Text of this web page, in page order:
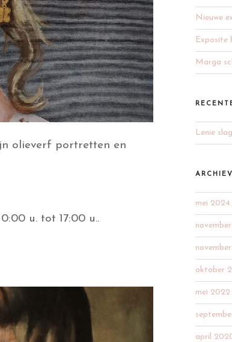
olieverf portretten en
u. tot 17:00 u..
Nieuwe
Exposite
Marga
Lenie
mei 2024
oktober
mei 2022
april